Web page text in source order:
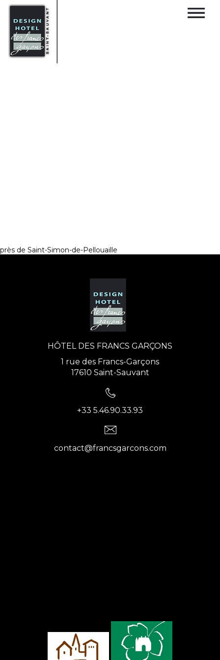
près de Saint-Simon-de-Pellouaille
HÔTEL DES FRANCS GARÇONS
1 rue des Francs-Garçons
17610 Saint-Sauvant
+33 5.46.90.33.93
contact@francsgarcons.com